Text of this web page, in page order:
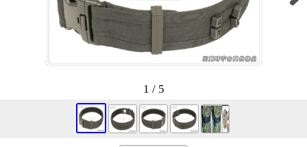
1 / 5